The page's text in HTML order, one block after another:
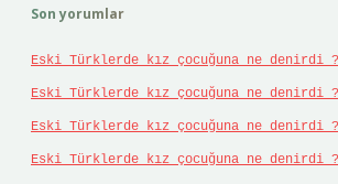
Son yorumlar
Eski Türklerde kız çocuğuna ne denirdi ?
Eski Türklerde kız çocuğuna ne denirdi ?
Eski Türklerde kız çocuğuna ne denirdi ?
Eski Türklerde kız çocuğuna ne denirdi ?